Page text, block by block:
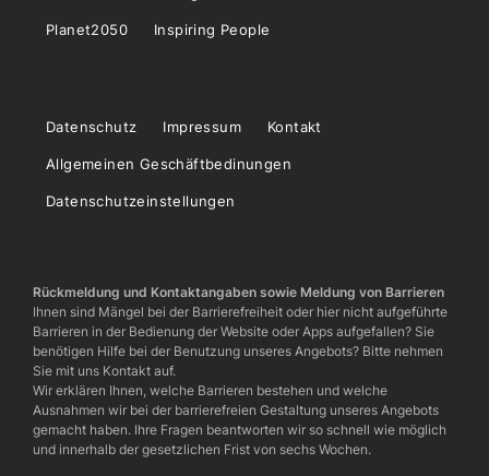
Planet2050 Inspiring People
Datenschutz Impressum Kontakt
Allgemeinen Geschäftbedinungen
Datenschutzeinstellungen
Rückmeldung und Kontaktangaben sowie Meldung von Barrieren
Ihnen sind Mängel bei der Barrierefreiheit oder hier nicht aufgeführte
Barrieren in der Bedienung der Website oder Apps aufgefallen? Sie
benötigen Hilfe bei der Benutzung unseres Angebots? Bitte nehmen
Sie mit uns Kontakt auf.
Wir erklären Ihnen, welche Barrieren bestehen und welche
Ausnahmen wir bei der barrierefreien Gestaltung unseres Angebots
gemacht haben. Ihre Fragen beantworten wir so schnell wie möglich
und innerhalb der gesetzlichen Frist von sechs Wochen.